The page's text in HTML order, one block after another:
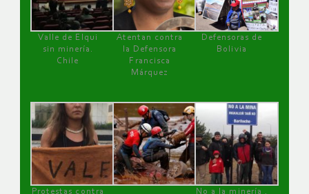
Valle de Elqui
sin minería.
Chile
Atentan contra
la Defensora
Francisca
Márquez
Defensoras de
Bolivia
Protestas contra
No a la minería ,